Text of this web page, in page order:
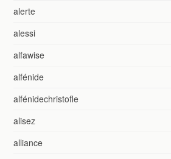
alerte
alessi
alfawise
alfénide
alfénidechristofle
alisez
alliance